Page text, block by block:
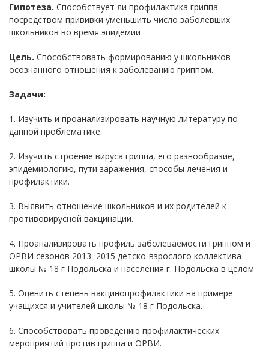
Гипотеза. Способствует ли профилактика гриппа
посредством прививки уменьшить число заболевших
школьников во время эпидемии
Цель. Способствовать формированию у школьников
осознанного отношения к заболеванию гриппом.
Задачи:
1. Изучить и проанализировать научную литературу по
данной проблематике.
2. Изучить строение вируса гриппа, его разнообразие,
эпидемиологию, пути заражения, способы лечения и
профилактики.
3. Выявить отношение школьников и их родителей к
противовирусной вакцинации.
4. Проанализировать профиль заболеваемости гриппом и
ОРВИ сезонов 2013–2015 детско-взрослого коллектива
школы № 18 г Подольска и населения г. Подольска в целом
5. Оценить степень вакцинопрофилактики на примере
учащихся и учителей школы № 18 г Подольска.
6. Способствовать проведению профилактических
мероприятий против гриппа и ОРВИ.